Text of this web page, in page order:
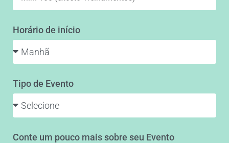
Horário de início
Tipo de Evento
Conte um pouco mais sobre seu Evento